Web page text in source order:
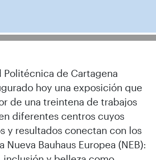
Politécnica de Cartagena
hoy una exposición que
de una treintena de trabajos
diferentes centros cuyos
y resultados conectan con los
Nueva Bauhaus Europea (NEB):